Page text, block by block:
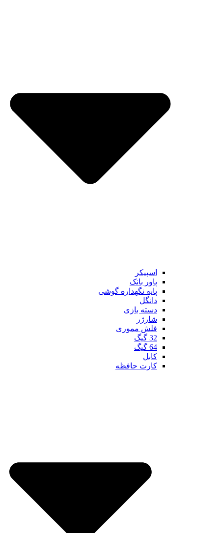
اسپیکر
پاور بانک
پایه نگهداره گوشی
دانگل
دسته بازی
شارژر
فلش مموری
32 گیگ
64 گیگ
کابل
کارت حافظه